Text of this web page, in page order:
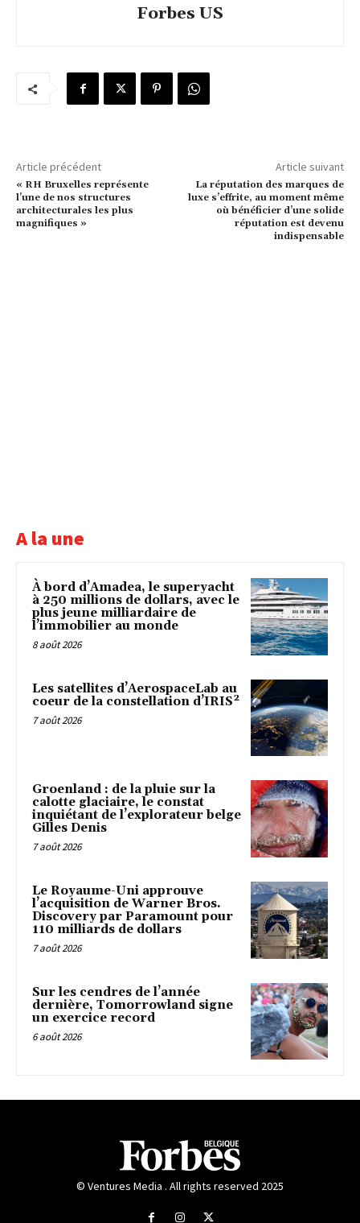
Forbes US
Article précédent
« RH Bruxelles représente
l’une de nos structures
architecturales les plus
magnifiques »
Article suivant
La réputation des marques de
luxe s’effrite, au moment même
où bénéficier d’une solide
réputation est devenu
indispensable
A la une
À bord d’Amadea, le superyacht
à 250 millions de dollars, avec le
plus jeune milliardaire de
l’immobilier au monde
8 août 2026
Les satellites d’AerospaceLab au
coeur de la constellation d’IRIS²
7 août 2026
Groenland : de la pluie sur la
calotte glaciaire, le constat
inquiétant de l’explorateur belge
Gilles Denis
7 août 2026
Le Royaume-Uni approuve
l’acquisition de Warner Bros.
Discovery par Paramount pour
110 milliards de dollars
7 août 2026
Sur les cendres de l’année
dernière, Tomorrowland signe
un exercice record
6 août 2026
© Ventures Media . All rights reserved 2025